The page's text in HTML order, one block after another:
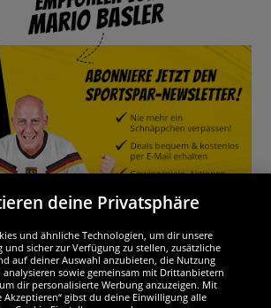
sind ausgezeichnet
deine Privatsphäre
und ähnliche Technologien, um dir unsere
und sicher zur Verfügung zu stellen, zusätzliche
auf deiner Auswahl anzubieten, die Nutzung
analysieren sowie gemeinsam mit Drittanbietern
dir personalisierte Werbung anzuzeigen. Mit
Akzeptieren“ gibst du deine Einwilligung alle